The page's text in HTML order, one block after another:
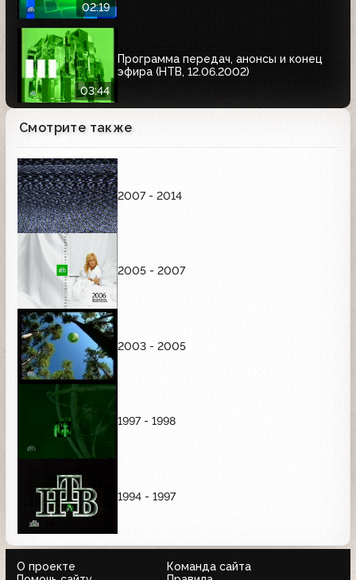
02:19
03:44
Программа передач, анонсы и конец
эфира (НТВ, 12.06.2002)
Смотрите также
2007 - 2014
2005 - 2007
2003 - 2005
1997 - 1998
1994 - 1997
О проекте
Команда сайта